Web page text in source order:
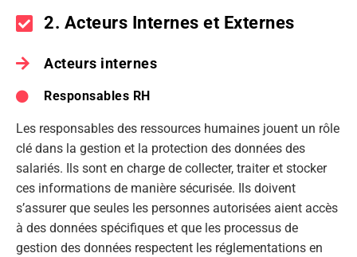
2. Acteurs Internes et Externes
Acteurs internes
Responsables RH
Les responsables des ressources humaines jouent un rôle
clé dans la gestion et la protection des données des
salariés. Ils sont en charge de collecter, traiter et stocker
ces informations de manière sécurisée. Ils doivent
s’assurer que seules les personnes autorisées aient accès
à des données spécifiques et que les processus de
gestion des données respectent les réglementations en